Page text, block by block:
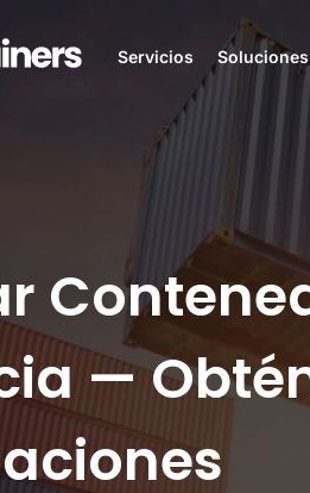
Servicios Soluciones
—